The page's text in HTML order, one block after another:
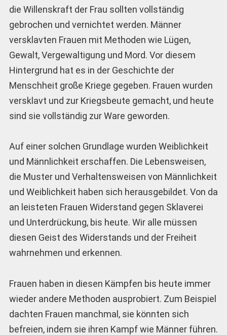
die Willenskraft der Frau sollten vollständig
gebrochen und vernichtet werden. Männer
versklavten Frauen mit Methoden wie Lügen,
Gewalt, Vergewaltigung und Mord. Vor diesem
Hintergrund hat es in der Geschichte der
Menschheit große Kriege gegeben. Frauen wurden
versklavt und zur Kriegsbeute gemacht, und heute
sind sie vollständig zur Ware geworden.
Auf einer solchen Grundlage wurden Weiblichkeit
und Männlichkeit erschaffen. Die Lebensweisen,
die Muster und Verhaltensweisen von Männlichkeit
und Weiblichkeit haben sich herausgebildet. Von da
an leisteten Frauen Widerstand gegen Sklaverei
und Unterdrückung, bis heute. Wir alle müssen
diesen Geist des Widerstands und der Freiheit
wahrnehmen und erkennen.
Frauen haben in diesen Kämpfen bis heute immer
wieder andere Methoden ausprobiert. Zum Beispiel
dachten Frauen manchmal, sie könnten sich
befreien, indem sie ihren Kampf wie Männer führen.